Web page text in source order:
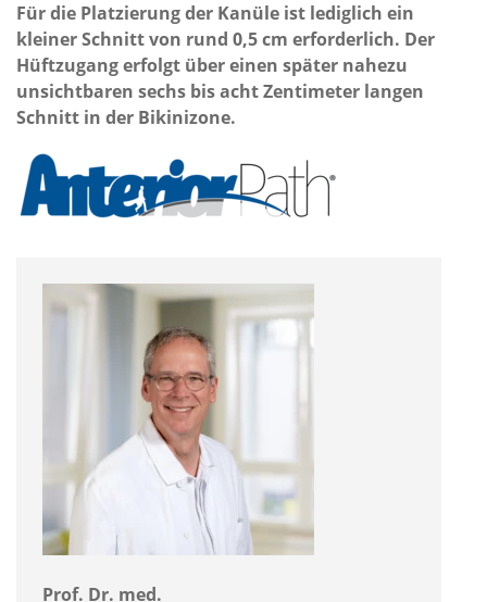
Für die Platzierung der Kanüle ist lediglich ein
kleiner Schnitt von rund 0,5 cm erforderlich. Der
Hüftzugang erfolgt über einen später nahezu
unsichtbaren sechs bis acht Zentimeter langen
Schnitt in der Bikinizone.
Prof. Dr. med.